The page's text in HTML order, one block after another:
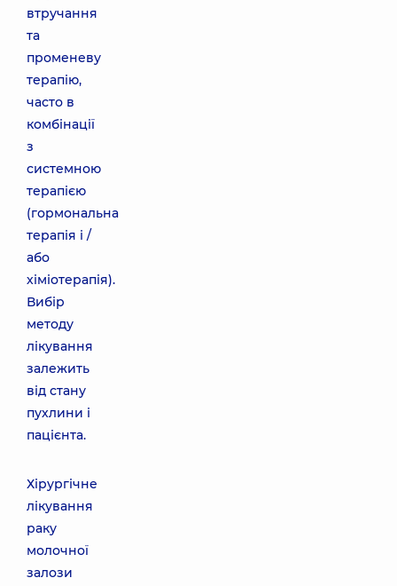
втручання
та
променеву
терапію,
часто в
комбінації
з
системною
терапією
(гормональна
терапія і /
або
хіміотерапія).
Вибір
методу
лікування
залежить
від стану
пухлини і
пацієнта.
Хірургічне
лікування
раку
молочної
залози